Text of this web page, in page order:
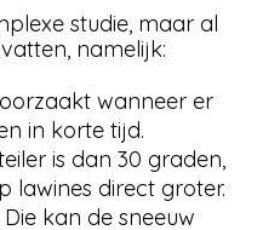
studie, maar al
namelijk:
wanneer er
in korte tijd.
is dan 30 graden,
lawines direct groter.
kan de sneeuw